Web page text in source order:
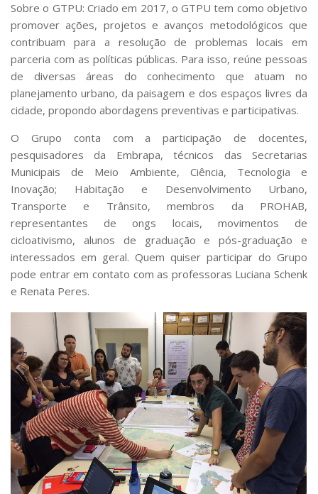
Sobre o GTPU: Criado em 2017, o GTPU tem como objetivo
promover ações, projetos e avanços metodológicos que
contribuam para a resolução de problemas locais em
parceria com as políticas públicas. Para isso, reúne pessoas
de diversas áreas do conhecimento que atuam no
planejamento urbano, da paisagem e dos espaços livres da
cidade, propondo abordagens preventivas e participativas.
O Grupo conta com a participação de docentes,
pesquisadores da Embrapa, técnicos das Secretarias
Municipais de Meio Ambiente, Ciência, Tecnologia e
Inovação; Habitação e Desenvolvimento Urbano,
Transporte e Trânsito, membros da PROHAB,
representantes de ongs locais, movimentos de
cicloativismo, alunos de graduação e pós-graduação e
interessados em geral. Quem quiser participar do Grupo
pode entrar em contato com as professoras Luciana Schenk
e Renata Peres.